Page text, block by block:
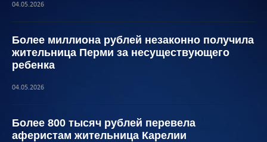
04.05.2026
Более миллиона рублей незаконно получила
жительница Перми за несуществующего
ребенка
04.05.2026
Более 800 тысяч рублей перевела
аферистам жительница Карелии